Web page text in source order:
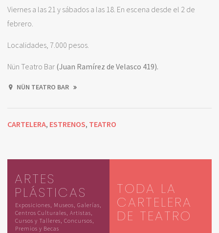
Viernes a las 21 y sábados a las 18. En escena desde el 2 de
febrero.
Localidades, 7.000 pesos.
Nün Teatro Bar (Juan Ramírez de Velasco 419).
NÜN TEATRO BAR
CARTELERA, ESTRENOS, TEATRO
ARTES
PLÁSTICAS
Exposiciones, Museos, Galerías,
Centros Culturales, Artistas,
Cursos y Talleres, Concursos,
Premios y Becas
TODA LA
CARTELERA
DE TEATRO